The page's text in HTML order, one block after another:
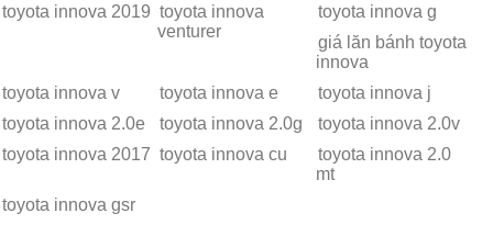
toyota innova 2019 toyota innova
venturer
toyota innova g
giá lăn bánh toyota
innova
toyota innova v
toyota innova e
toyota innova j
toyota innova 2.0e
toyota innova 2.0g
toyota innova 2.0v
toyota innova 2017 toyota innova cu
toyota innova 2.0
mt
toyota innova gsr